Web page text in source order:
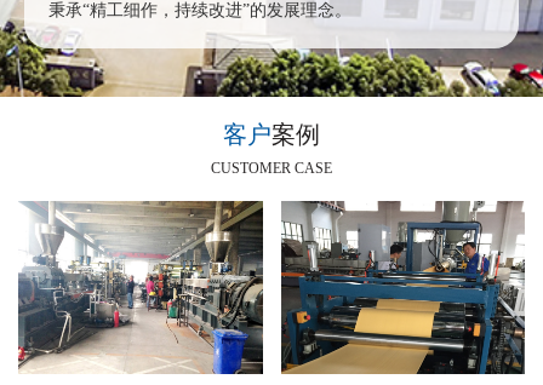
秉承“精工细作，持续改进”的发展理念。
客户案例
CUSTOMER CASE